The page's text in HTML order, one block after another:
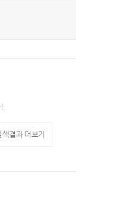
색결과 더보기